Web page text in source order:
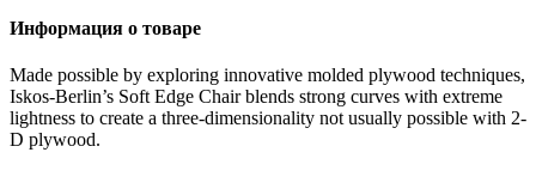
Информация о товаре
Made possible by exploring innovative molded plywood techniques,
Iskos-Berlin’s Soft Edge Chair blends strong curves with extreme
lightness to create a three-dimensionality not usually possible with 2-
D plywood.